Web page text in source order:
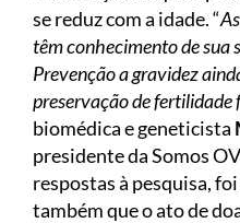
se reduz com a idade. “
têm conhecimento de sua
Prevenção a gravidez
preservação de fertilidade
biomédica e geneticista
presidente da Somos
respostas à pesquisa,
também que o ato de